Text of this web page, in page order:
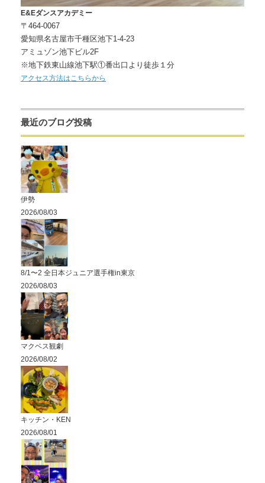
E&Eダンスアカデミー
〒464-0067
愛知県名古屋市千種区池下1-4-23
アミュゾン池下ビル2F
※地下鉄東山線池下駅①番出口より徒歩１分
アクセス方法はこちらから
最近のブログ投稿
伊勢
2026/08/03
8/1〜2 全日本ジュニア選手権in東京
2026/08/03
マクベス観劇
2026/08/02
キッチン・KEN
2026/08/01